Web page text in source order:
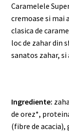
Caramelele
cremoase si mai
clasica de
loc de zahar din
sanatos zahar,
Ingrediente:
de orez*,
(fibre de